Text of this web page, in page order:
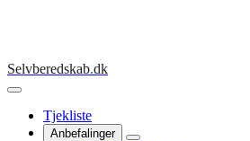
Selvberedskab.dk
Tjekliste
Anbefalinger